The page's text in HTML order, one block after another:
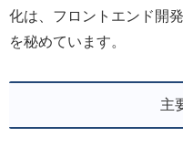
化は、フロントエンド開
を秘めています。
主